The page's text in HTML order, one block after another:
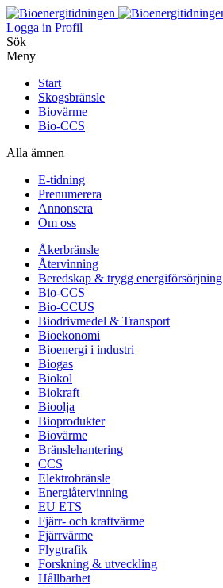
Logga in Profil
Sök
Meny
Start
Skogsbränsle
Biovärme
Bio-CCS
Alla ämnen
E-tidning
Prenumerera
Annonsera
Om oss
Åkerbränsle
Återvinning
Beredskap & trygg energiförsörjning
Bio-CCS
Bio-CCUS
Biodrivmedel & Transport
Bioekonomi
Bioenergi i industri
Biogas
Biokol
Biokraft
Bioolja
Bioprodukter
Biovärme
Bränslehantering
CCS
Elektrobränsle
Energiåtervinning
EU ETS
Fjärr- och kraftvärme
Fjärrvärme
Flygtrafik
Forskning & utveckling
Hållbarhet